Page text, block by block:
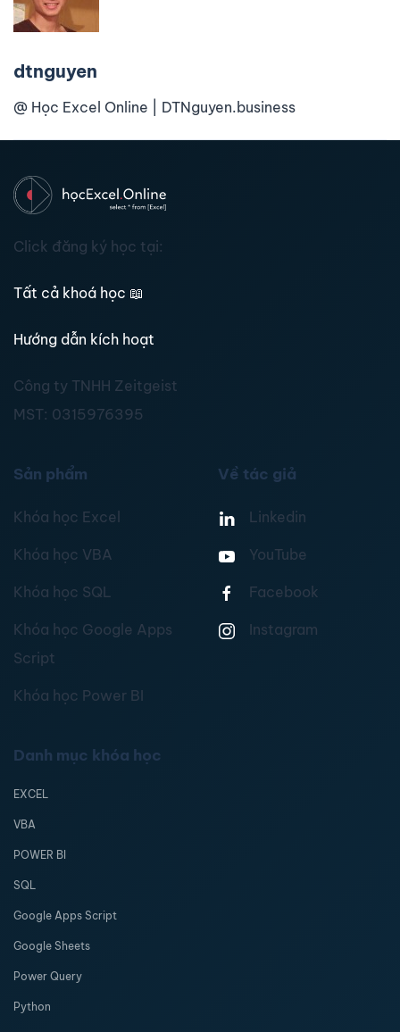
dtnguyen
@ Học Excel Online | DTNguyen.business
Click đăng ký học tại:
Tất cả khoá học 📖
Hướng dẫn kích hoạt
Công ty TNHH Zeitgeist
MST: 0315976395
Sản phẩm
Khóa học Excel
Khóa học VBA
Khóa học SQL
Khóa học Google Apps
Script
Khóa học Power BI
Về tác giả
Linkedin
YouTube
Facebook
Instagram
Danh mục khóa học
EXCEL
VBA
POWER BI
SQL
Google Apps Script
Google Sheets
Power Query
Python